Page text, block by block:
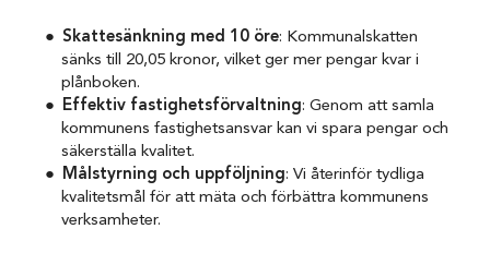
Skattesänkning med 10 öre: Kommunalskatten
sänks till 20,05 kronor, vilket ger mer pengar kvar i
plånboken.
Effektiv fastighetsförvaltning: Genom att samla
kommunens fastighetsansvar kan vi spara pengar och
säkerställa kvalitet.
Målstyrning och uppföljning: Vi återinför tydliga
kvalitetsmål för att mäta och förbättra kommunens
verksamheter.